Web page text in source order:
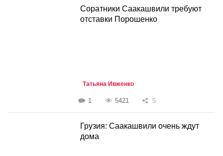
Соратники Саакашвили требуют
отставки Порошенко
Татьяна Ивженко
1 5421 5
Грузия: Саакашвили очень ждут
дома